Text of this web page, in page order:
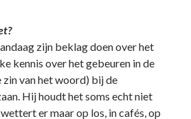
zijn beklag doen over het
kennis over het gebeuren in de
zin van het woord) bij de
Hij houdt het soms echt niet
er maar op los, in cafés, op